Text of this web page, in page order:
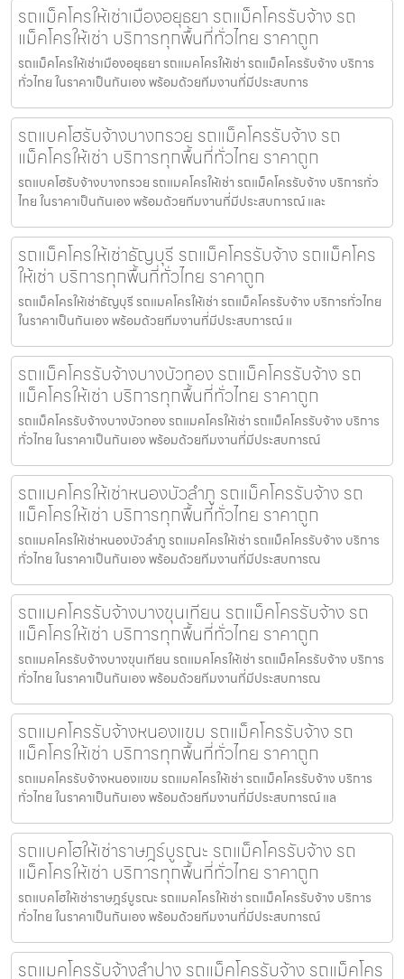
รถแม็คโครให้เช่าเมืองอยุธยา รถแม็คโครรับจ้าง รถ
แม็คโครให้เช่า บริการทุกพื้นที่ทั่วไทย ราคาถูก
รถแม็คโครให้เช่าเมืองอยุธยา รถแมคโครให้เช่า รถแม็คโครรับจ้าง บริการ
ทั่วไทย ในราคาเป็นกันเอง พร้อมด้วยทีมงานที่มีประสบการ
รถแบคโฮรับจ้างบางกรวย รถแม็คโครรับจ้าง รถ
แม็คโครให้เช่า บริการทุกพื้นที่ทั่วไทย ราคาถูก
รถแบคโฮรับจ้างบางกรวย รถแมคโครให้เช่า รถแม็คโครรับจ้าง บริการทั่ว
ไทย ในราคาเป็นกันเอง พร้อมด้วยทีมงานที่มีประสบการณ์ และ
รถแม็คโครให้เช่าธัญบุรี รถแม็คโครรับจ้าง รถแม็คโคร
ให้เช่า บริการทุกพื้นที่ทั่วไทย ราคาถูก
รถแม็คโครให้เช่าธัญบุรี รถแมคโครให้เช่า รถแม็คโครรับจ้าง บริการทั่วไทย
ในราคาเป็นกันเอง พร้อมด้วยทีมงานที่มีประสบการณ์ แ
รถแม็คโครรับจ้างบางบัวทอง รถแม็คโครรับจ้าง รถ
แม็คโครให้เช่า บริการทุกพื้นที่ทั่วไทย ราคาถูก
รถแม็คโครรับจ้างบางบัวทอง รถแมคโครให้เช่า รถแม็คโครรับจ้าง บริการ
ทั่วไทย ในราคาเป็นกันเอง พร้อมด้วยทีมงานที่มีประสบการณ์
รถแมคโครให้เช่าหนองบัวลำภู รถแม็คโครรับจ้าง รถ
แม็คโครให้เช่า บริการทุกพื้นที่ทั่วไทย ราคาถูก
รถแมคโครให้เช่าหนองบัวลำภู รถแมคโครให้เช่า รถแม็คโครรับจ้าง บริการ
ทั่วไทย ในราคาเป็นกันเอง พร้อมด้วยทีมงานที่มีประสบการณ
รถแมคโครรับจ้างบางขุนเทียน รถแม็คโครรับจ้าง รถ
แม็คโครให้เช่า บริการทุกพื้นที่ทั่วไทย ราคาถูก
รถแมคโครรับจ้างบางขุนเทียน รถแมคโครให้เช่า รถแม็คโครรับจ้าง บริการ
ทั่วไทย ในราคาเป็นกันเอง พร้อมด้วยทีมงานที่มีประสบการณ
รถแมคโครรับจ้างหนองแขม รถแม็คโครรับจ้าง รถ
แม็คโครให้เช่า บริการทุกพื้นที่ทั่วไทย ราคาถูก
รถแมคโครรับจ้างหนองแขม รถแมคโครให้เช่า รถแม็คโครรับจ้าง บริการ
ทั่วไทย ในราคาเป็นกันเอง พร้อมด้วยทีมงานที่มีประสบการณ์ แล
รถแบคโฮให้เช่าราษฎร์บูรณะ รถแม็คโครรับจ้าง รถ
แม็คโครให้เช่า บริการทุกพื้นที่ทั่วไทย ราคาถูก
รถแบคโฮให้เช่าราษฎร์บูรณะ รถแมคโครให้เช่า รถแม็คโครรับจ้าง บริการ
ทั่วไทย ในราคาเป็นกันเอง พร้อมด้วยทีมงานที่มีประสบการณ์
รถแมคโครรับจ้างลำปาง รถแม็คโครรับจ้าง รถแม็คโคร